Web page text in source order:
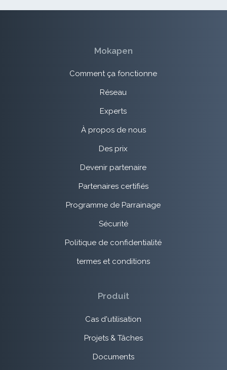
Mokapen
Comment ça fonctionne
Réseau
Experts
À propos de nous
Des prix
Devenir partenaire
Partenaires certifiés
Programme de Parrainage
Sécurité
Politique de confidentialité
termes et conditions
Produit
Cas d'utilisation
Projets & Tâches
Documents